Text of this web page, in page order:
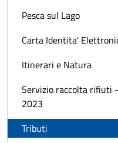
Pesca sul Lago
Carta Identita'
Itinerari e Natura
Servizio raccolta rifiuti
2023
Tributi